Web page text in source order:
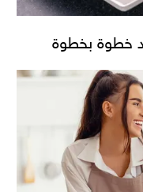
خطوة بخطوة